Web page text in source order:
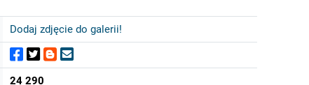
Dodaj zdjęcie do galerii!
24 290